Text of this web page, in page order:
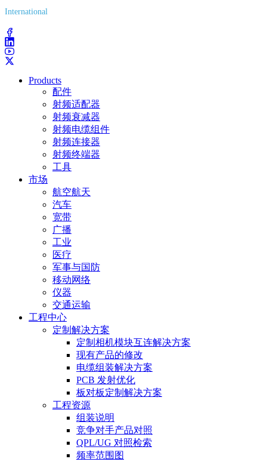
International
Products
配件
射频适配器
射频衰减器
射频电缆组件
射频连接器
射频终端器
工具
市场
航空航天
汽车
宽带
广播
工业
医疗
军事与国防
移动网络
仪器
交通运输
工程中心
定制解决方案
定制相机模块互连解决方案
现有产品的修改
电缆组装解决方案
PCB 发射优化
板对板定制解决方案
工程资源
组装说明
竞争对手产品对照
QPL/UG 对照检索
频率范围图